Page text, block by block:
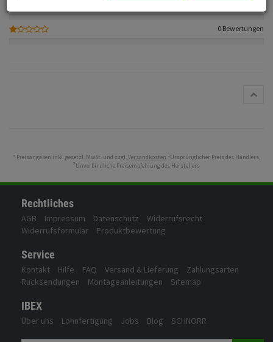
0 Bewertungen
* Preisangaben inkl. gesetzl. MwSt. und zzgl.Versandkosten 1Ursprünglicher Preis des Händlers,
2 Unverbindliche Preisempfehlung des Herstellers
Rechtliches
AGB Impressum Datenschutz
Widerrufsrecht
Widerrufsformular
Produktbewertung
Service
Kontakt Hilfe FAQ Versand & Lieferung
Zahlungsarten
Rücksendungen
Montageanleitungen Sitemap
IBEX
Über uns Lohnfertigung Jobs Blog SCHNORR